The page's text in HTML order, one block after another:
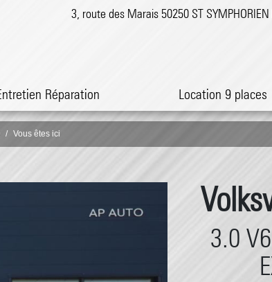
Réparation Location 9 places
3, route des Marais 50250 ST SYMPHORIEN
Vous êtes ici
3.0